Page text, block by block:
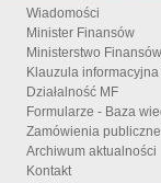
Wiadomości
Minister Finansów
Ministerstwo Finansów
Klauzula
Działalność MF
Formularze - Baza
Zamówienia publiczne
Archiwum aktualności
Kontakt